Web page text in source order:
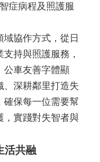
症病程及照護服
協作方式，從日
持與照護服務，
公車友善字體顯
、深耕鄰里打造失
確保每一位需要幫
，實踐對失智者與
活共融